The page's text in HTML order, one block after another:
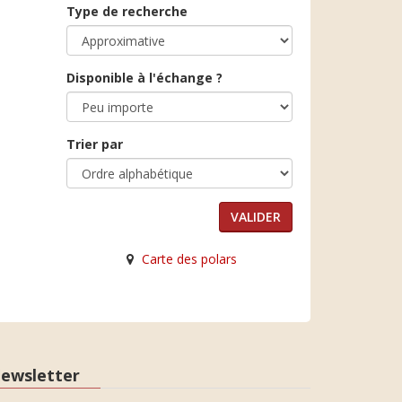
Type de recherche
Disponible à l'échange ?
Trier par
Carte des polars